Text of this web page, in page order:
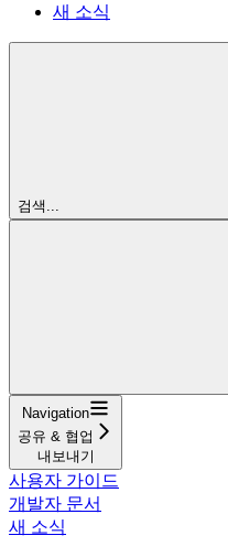
새 소식
검색...
Navigation
공유 & 협업
내보내기
사용자 가이드
개발자 문서
새 소식